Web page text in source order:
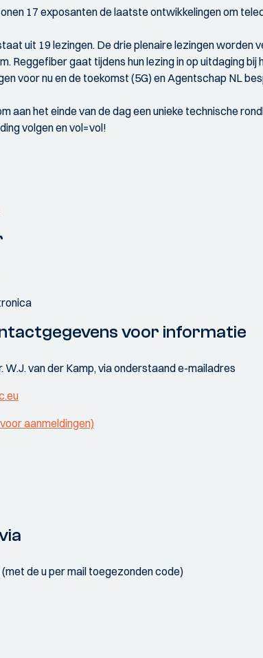
17 exposanten de laatste ontwikkelingen om
uit 19 lezingen. De drie plenaire lezingen worden
Reggefiber gaat tijdens hun lezing in op uitdaging
voor nu en de toekomst (5G) en Agentschap NL
aan het einde van de dag een unieke technische
volgen en vol=vol!
voor informatie
W.J. van der Kamp, via onderstaand e-mailadres
aanmeldingen)
(met de u per mail toegezonden code)